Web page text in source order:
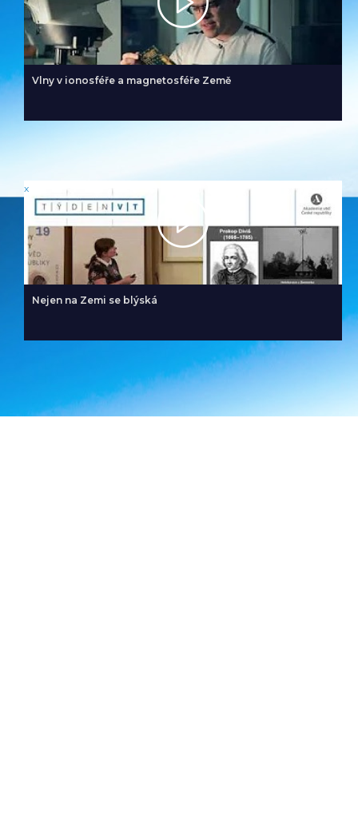
Vlny v ionosféře a magnetosféře Země
x
Nejen na Zemi se blýská